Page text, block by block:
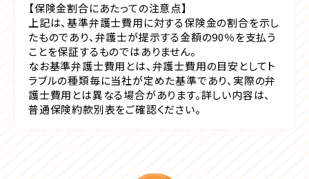
【保険金割合にあたっての注意点】
上記は、基準弁護士費用に対する保険金の割合を示し
たものであり、弁護士が提示する金額の90％を支払う
ことを保証するものではありません。
なお基準弁護士費用とは、弁護士費用の目安としてト
ラブルの種類毎に当社が定めた基準であり、実際の弁
護士費用とは異なる場合があります。詳しい内容は、
普通保険約款別表をご確認ください。